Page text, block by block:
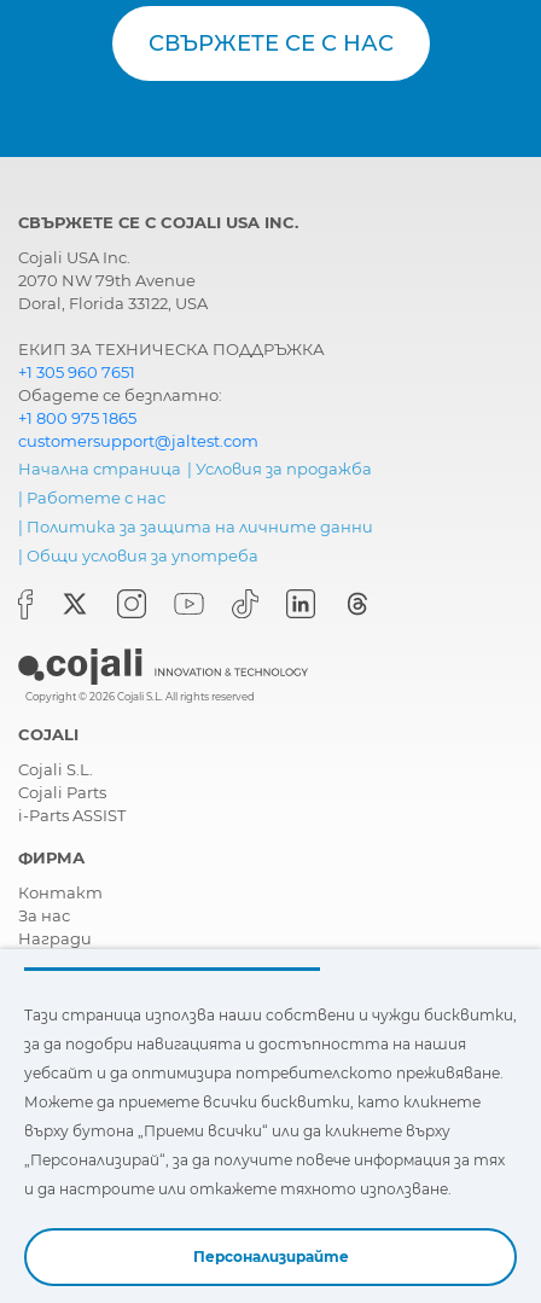
СВЪРЖЕТЕ СЕ С НАС
СВЪРЖЕТЕ СЕ С COJALI USA INC.
Cojali USA Inc.
2070 NW 79th Avenue
Doral, Florida 33122, USA
ЕКИП ЗА ТЕХНИЧЕСКА ПОДДРЪЖКА
+1 305 960 7651
Обадете се безплатно:
+1 800 975 1865
customersupport@jaltest.com
Начална страница | Условия за продажба
| Работете с нас
| Политика за защита на личните данни
| Общи условия за употреба
Copyright © 2026 Cojali S.L. All rights reserved
COJALI
Cojali S.L.
Cojali Parts
i-Parts ASSIST
ФИРМА
Контакт
За нас
Награди
Станете дистрибутор
Новини
Видеа
FAQ - Често задавани въпроси
Тази страница използва наши собствени и бисквитки на
трети страни, за да подобри навигацията и
достъпността на нашия уебсайт и да оптимизира
потребителското изживяване. Можете да кликнете
тях и да зададете или откажете използването им.
Тази страница използва наши собствени и чужди бисквитки,
за да подобри навигацията и достъпността на нашия
уебсайт и да оптимизира потребителското преживяване.
Можете да приемете всички бисквитки, като кликнете
върху бутона „Приеми всички“ или да кликнете върху
„Персонализирай“, за да получите повече информация за тях
и да настроите или откажете тяхното използване.
Персонализирайте